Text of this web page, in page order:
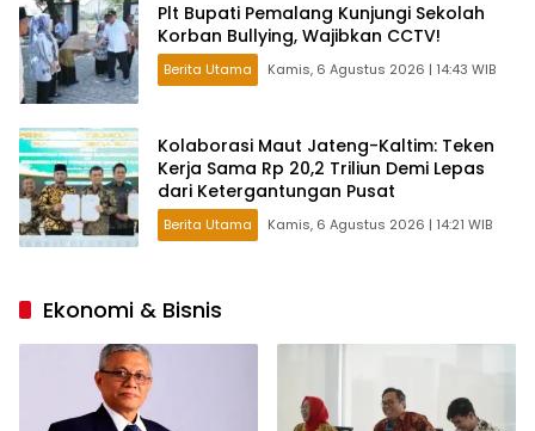
Plt Bupati Pemalang Kunjungi Sekolah
Korban Bullying, Wajibkan CCTV!
Berita Utama Kamis, 6 Agustus 2026 | 14:43 WIB
Kolaborasi Maut Jateng-Kaltim: Teken
Kerja Sama Rp 20,2 Triliun Demi Lepas
dari Ketergantungan Pusat
Berita Utama Kamis, 6 Agustus 2026 | 14:21 WIB
Ekonomi & Bisnis